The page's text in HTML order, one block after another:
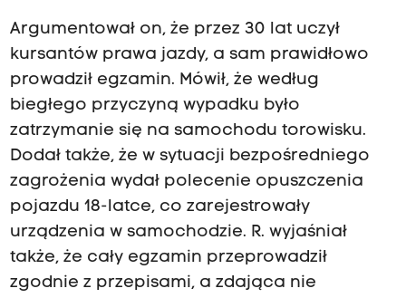
Argumentował on, że przez 30 lat uczył
kursantów prawa jazdy, a sam prawidłowo
prowadził egzamin. Mówił, że według
biegłego przyczyną wypadku było
zatrzymanie się na samochodu torowisku.
Dodał także, że w sytuacji bezpośredniego
zagrożenia wydał polecenie opuszczenia
pojazdu 18-latce, co zarejestrowały
urządzenia w samochodzie. R. wyjaśniał
także, że cały egzamin przeprowadził
zgodnie z przepisami, a zdająca nie